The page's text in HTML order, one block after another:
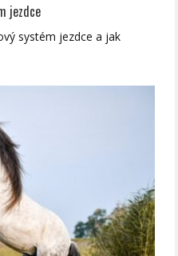
jezdce
systém jezdce a jak